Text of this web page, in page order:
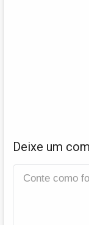
Deixe um